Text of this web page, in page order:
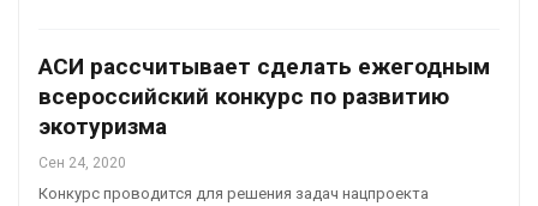
АСИ рассчитывает сделать ежегодным
всероссийский конкурс по развитию
экотуризма
Сен 24, 2020
Конкурс проводится для решения задач нацпроекта